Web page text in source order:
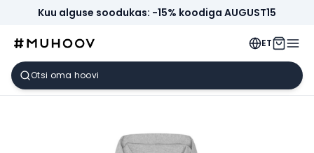
Kuu alguse soodukas: -15% koodiga AUGUST15
ET